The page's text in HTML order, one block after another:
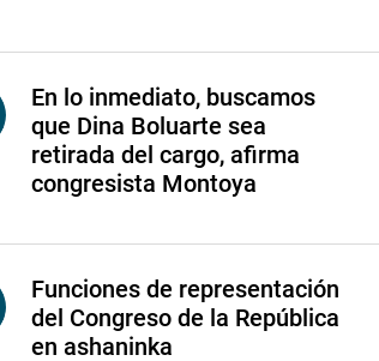
En lo inmediato, buscamos
que Dina Boluarte sea
retirada del cargo, afirma
congresista Montoya
Funciones de representación
del Congreso de la República
en ashaninka